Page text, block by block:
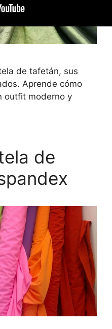
de tafetán, sus
Aprende cómo
outfit moderno y
de